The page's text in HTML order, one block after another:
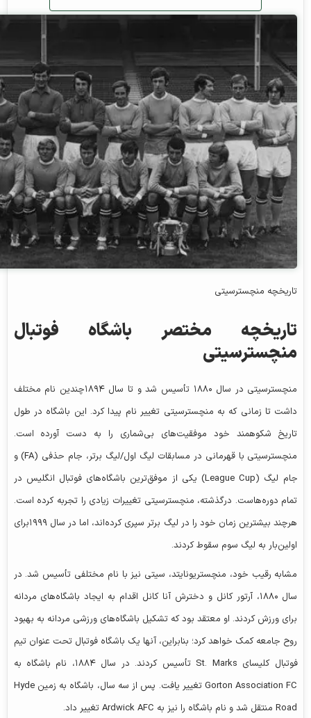
تاریخچه منچسترسیتی
تاریخچه مختصر باشگاه فوتبال
منچسترسیتی
منچسترسیتی در سال ۱۸۸۰ تأسیس شد و تا سال ۱۸۹۴چندین نام مختلف
داشت تا زمانی که به منچسترسیتی تغییر نام پیدا کرد. این باشگاه در طول
تاریخ شکوهمند خود موفقیت‌های بی‌شماری را به دست آورده است.
منچسترسیتی با قهرمانی در مسابقات لیگ اول/لیگ برتر، جام حذفی (FA) و
جام لیگ (League Cup) یکی از موفق‌ترین باشگاه‌های فوتبال انگلیس در
تمام دوره‌هاست. درگذشته، منچسترسیتی تغییرات زیادی را تجربه کرده است.
هرچند بیشترین زمان خود را در لیگ برتر سپری کرده‌اند، اما در سال ۱۹۹۹برای
اولین‌بار به لیگ سوم سقوط کردند.
مشابه رقیب خود، منچستریونایتد، سیتی نیز با نام مختلفی تأسیس شد. در
سال ۱۸۸۰، آرتور کانل و دخترش آنا کانل اقدام به ایجاد باشگاه‌های مردانه
برای ورزش کردند. او معتقد بود که تشکیل باشگاه‌های ورزشی مردانه به بهبود
روح جامعه کمک خواهد کرد؛ بنابراین، آنها یک باشگاه فوتبال تحت عنوان تیم
فوتبال کلیسای St. Marks تأسیس کردند. در سال ۱۸۸۴، نام باشگاه به
Gorton Association FC تغییر یافت. پس از سه سال، باشگاه به زمین Hyde
Road منتقل شد و نام باشگاه را نیز به Ardwick AFC تغییر داد.